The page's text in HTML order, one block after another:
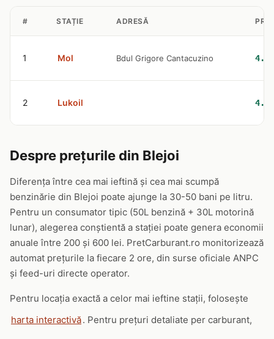
# STAȚIE ADRESĂ
1 Mol Bdul Grigore Cantacuzino
2 Lukoil
Despre prețurile din Blejoi
Diferența între cea mai ieftină și cea mai scumpă
benzinărie din Blejoi poate ajunge la 30-50 bani pe litru.
Pentru un consumator tipic (50L benzină + 30L motorină
lunar), alegerea conștientă a stației poate genera economii
anuale între 200 și 600 lei. PretCarburant.ro monitorizează
automat prețurile la fiecare 2 ore, din surse oficiale ANPC
și feed-uri directe operator.
Pentru locația exactă a celor mai ieftine stații, folosește
harta interactivă. Pentru prețuri detaliate per carburant,